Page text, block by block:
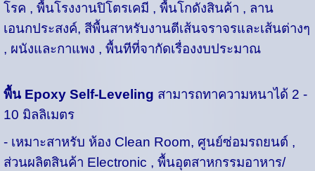
โรค , พื้นโรงงานปิโตรเคมี , พื้นโกดังสินค้า , ลาน
เอนกประสงค์, สีพื้นสาหรับงานตีเส้นจราจรและเส้นต่างๆ
, ผนังและกาแพง , พื้นทีที่จากัดเรื่องงบประมาณ
พื้น Epoxy Self-Leveling สามารถทาความหนาได้ 2 -
10 มิลลิเมตร
- เหมาะสาหรับ ห้อง Clean Room, ศูนย์ซ่อมรถยนต์ ,
ส่วนผลิตสินค้า Electronic , พื้นอุตสาหกรรมอาหาร/